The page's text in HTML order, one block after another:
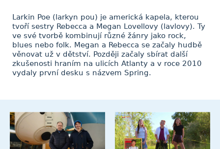
Larkin Poe (larkyn pou) je americká kapela, kterou
tvoří sestry Rebecca a Megan Lovellovy (lavlovy). Ty
ve své tvorbě kombinují různé žánry jako rock,
blues nebo folk. Megan a Rebecca se začaly hudbě
věnovat už v dětství. Později začaly sbírat další
zkušenosti hraním na ulicích Atlanty a v roce 2010
vydaly první desku s názvem Spring.